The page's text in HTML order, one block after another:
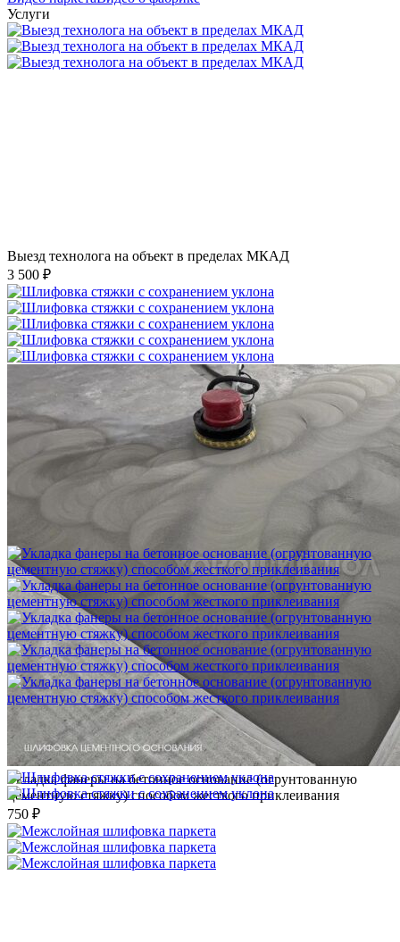
Услуги
Выезд технолога на объект в пределах МКАД
3 500 ₽
Укладка фанеры на бетонное основание (огрунтованную
цементную стяжку) способом жесткого приклеивания
750 ₽